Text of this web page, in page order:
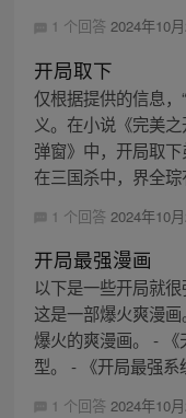
1 个回答 2024年10
开局取下
仅根据提供的信息
义。在小说《完美
弹窗》中，开局取下
在三国杀中，界全
1 个回答 2024年10
开局最强漫画
以下是一些开局就
这是一部爆火爽漫
爆火的爽漫画。 -
型。 - 《开局最强
1 个回答 2024年10